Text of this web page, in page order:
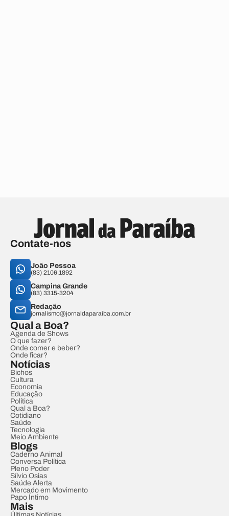
Contate-nos
João Pessoa
(83) 2106.1892
Campina Grande
(83) 3315-3204
Redação
jornalismo@jornaldaparaiba.com.br
Qual a Boa?
Agenda de Shows
O que fazer?
Onde comer e beber?
Onde ficar?
Notícias
Bichos
Cultura
Economia
Educação
Política
Qual a Boa?
Cotidiano
Saúde
Tecnologia
Meio Ambiente
Blogs
Caderno Animal
Conversa Política
Pleno Poder
Sílvio Osias
Saúde Alerta
Mercado em Movimento
Papo Íntimo
Mais